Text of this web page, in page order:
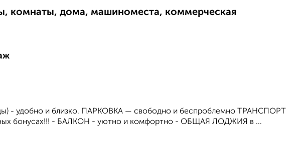
комнаты, дома, машиноместа, коммерческая
- удобно и близко. ПАРКОВКА — свободно и беспроблемно ТРАНСПОРТ
бонусах!!! - БАЛКОН - уютно и комфортно - ОБЩАЯ ЛОДЖИЯ в ...